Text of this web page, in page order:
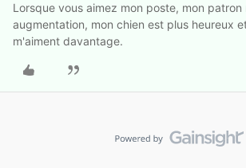
Lorsque vous aimez mon poste, mon patron
augmentation, mon chien est plus heureux
m'aiment davantage.